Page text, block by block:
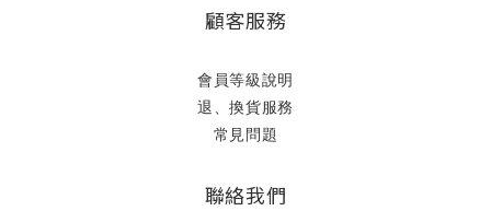
顧客服務
會員等級說明
退、換貨服務
常見問題
聯絡我們